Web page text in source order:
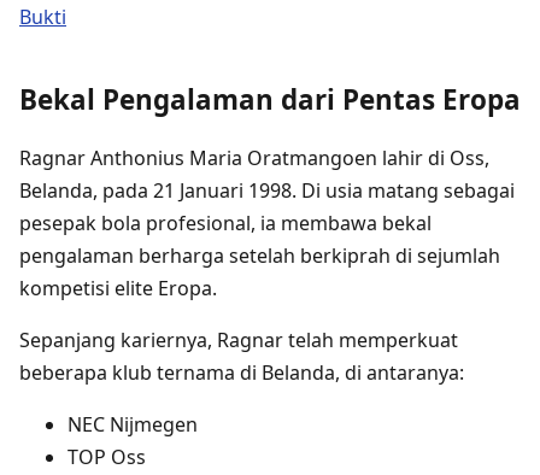
Bukti
Bekal Pengalaman dari Pentas Eropa
Ragnar Anthonius Maria Oratmangoen lahir di Oss,
Belanda, pada 21 Januari 1998. Di usia matang sebagai
pesepak bola profesional, ia membawa bekal
pengalaman berharga setelah berkiprah di sejumlah
kompetisi elite Eropa.
Sepanjang kariernya, Ragnar telah memperkuat
beberapa klub ternama di Belanda, di antaranya:
NEC Nijmegen
TOP Oss